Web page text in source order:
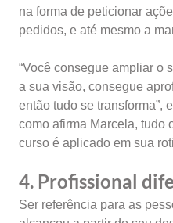
na forma de peticionar
pedidos, e até mesmo a
“Você consegue ampliar o
a sua visão, consegue
então tudo se transforma”,
como afirma Marcela, tudo
curso é aplicado em sua
4. Profissional
Ser referência para as